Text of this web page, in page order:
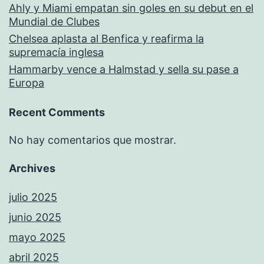
Ahly y Miami empatan sin goles en su debut en el
Mundial de Clubes
Chelsea aplasta al Benfica y reafirma la
supremacía inglesa
Hammarby vence a Halmstad y sella su pase a
Europa
Recent Comments
No hay comentarios que mostrar.
Archives
julio 2025
junio 2025
mayo 2025
abril 2025